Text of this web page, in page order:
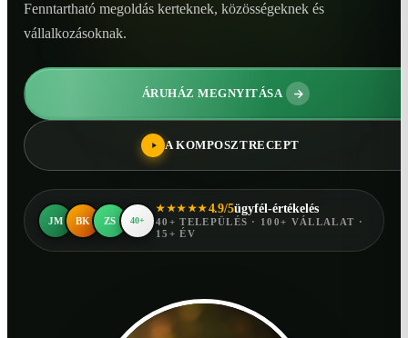
Fenntartható megoldás kerteknek, közösségeknek és
vállalkozásoknak.
ÁRUHÁZ MEGNYITÁSA
A KOMPOSZTRECEPT
JM BK ZS 40+
★★★★★4.9/5ügyfél-értékelés
40+ TELEPÜLÉS · 100+ VÁLLALAT ·
15+ ÉV